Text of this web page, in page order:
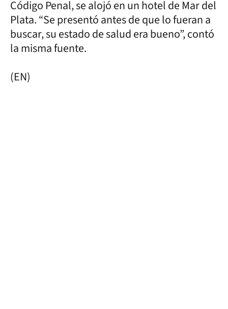
Código Penal, se alojó en un hotel de Mar del
Plata. “Se presentó antes de que lo fueran a
buscar, su estado de salud era bueno”, contó
la misma fuente.
(EN)